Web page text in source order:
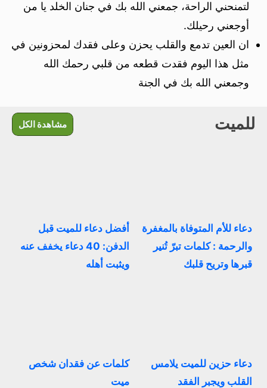
لتمنحني الراحة، جمعني الله بك في جنان الخلد يا من
أوجعني رحيلك.
ان العين تدمع والقلب يحزن وعلى فقدك لمحزونين في
مثل هذا اليوم فقدت قطعه من قلبي رحمك الله
وجمعني الله بك في الجنة
للميت مشاهدة الكل
دعاء للأم المتوفاة بالمغفرة
والرحمة : كلمات تبرّ تُنير
قبرها وتريح قلبك
أفضل دعاء للميت قبل
الدفن: 40 دعاء يخفف عنه
ويثبت أهله
دعاء حزين للميت يلامس
القلب ويجبر الفقد
كلمات عن فقدان شخص
ميت